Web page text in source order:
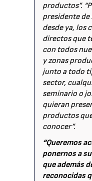
productos”.
presidente de
desde ya, los
directos que
con todos
y zonas
junto a todo
sector,
seminario o
quieran
productos
conocer”.
“Queremos
ponernos a
que además
reconocidas